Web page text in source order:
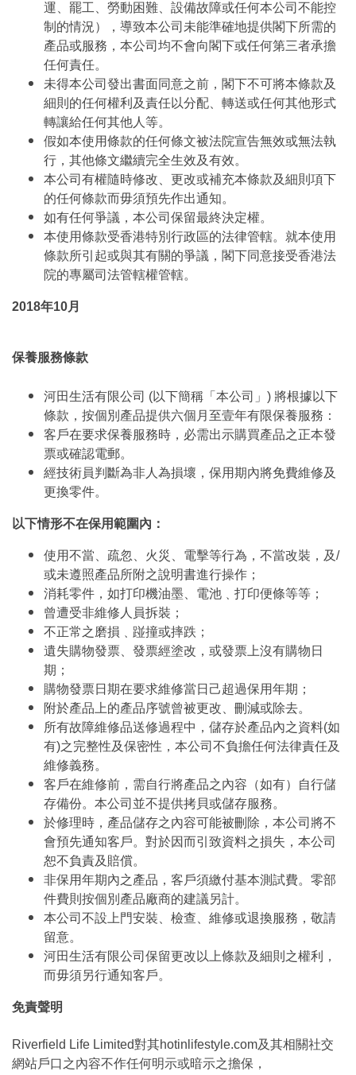
運、罷工、勞動困難、設備故障或任何本公司不能控
制的情況），導致本公司未能準確地提供閣下所需的
產品或服務，本公司均不會向閣下或任何第三者承擔
任何責任。
未得本公司發出書面同意之前，閣下不可將本條款及
細則的任何權利及責任以分配、轉送或任何其他形式
轉讓給任何其他人等。
假如本使用條款的任何條文被法院宣告無效或無法執
行，其他條文繼續完全生效及有效。
本公司有權隨時修改、更改或補充本條款及細則項下
的任何條款而毋須預先作出通知。
如有任何爭議，本公司保留最終決定權。
本使用條款受香港特別行政區的法律管轄。就本使用
條款所引起或與其有關的爭議，閣下同意接受香港法
院的專屬司法管轄權管轄。
2018年10月
保養服務條款
河田生活有限公司 (以下簡稱「本公司」) 將根據以下
條款，按個別產品提供六個月至壹年有限保養服務：
客戶在要求保養服務時，必需出示購買產品之正本發
票或確認電郵。
經技術員判斷為非人為損壞，保用期內將免費維修及
更換零件。
以下情形不在保用範圍內：
使用不當、疏忽、火災、電擊等行為，不當改裝，及/
或未遵照產品所附之說明書進行操作；
消耗零件，如打印機油墨、電池﹑打印便條等等；
曾遭受非維修人員拆裝；
不正常之磨損﹑踫撞或摔跌；
遺失購物發票、發票經塗改，或發票上沒有購物日
期；
購物發票日期在要求維修當日己超過保用年期；
附於產品上的產品序號曾被更改、刪減或除去。
所有故障維修品送修過程中，儲存於產品內之資料(如
有)之完整性及保密性，本公司不負擔任何法律責任及
維修義務。
客戶在維修前，需自行將產品之內容（如有）自行儲
存備份。本公司並不提供拷貝或儲存服務。
於修理時，產品儲存之內容可能被刪除，本公司將不
會預先通知客戶。對於因而引致資料之損失，本公司
恕不負責及賠償。
非保用年期內之產品，客戶須繳付基本測試費。零部
件費則按個別產品廠商的建議另計。
本公司不設上門安裝、檢查、維修或退換服務，敬請
留意。
河田生活有限公司保留更改以上條款及細則之權利，
而毋須另行通知客戶。
免責聲明
Riverfield Life Limited對其hotinlifestyle.com及其相關社交
網站戶口之內容不作任何明示或暗示之擔保，